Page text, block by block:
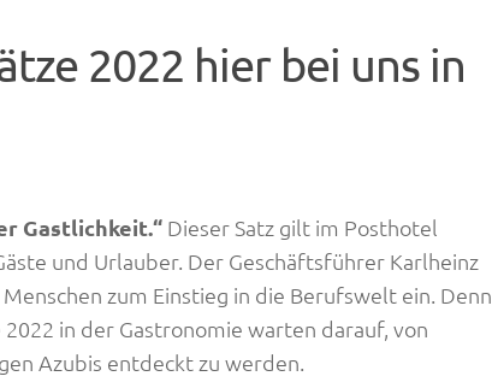
2022 hier bei uns in
Gastlichkeit.“ Dieser Satz gilt im Posthotel
und Urlauber. Der Geschäftsführer Karlheinz
zum Einstieg in die Berufswelt ein. Denn
in der Gastronomie warten darauf, von
Azubis entdeckt zu werden.